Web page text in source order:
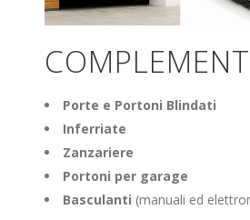
Porte e Portoni Blindati
Inferriate
Zanzariere
Portoni per garage
Basculanti (manuali ed